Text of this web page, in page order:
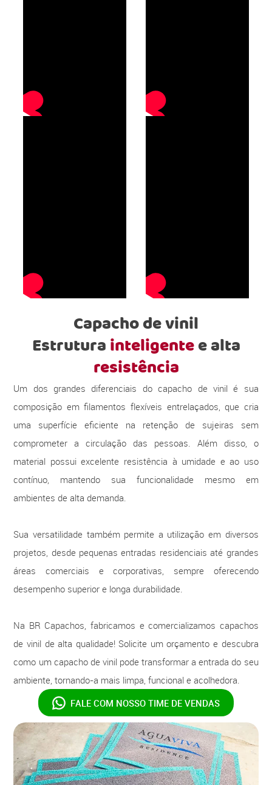
Capacho de vinil
Estruturainteligentee alta
resistência
Um dos grandes diferenciais do capacho de vinil é sua
composição em filamentos flexíveis entrelaçados, que cria
uma superfície eficiente na retenção de sujeiras sem
comprometer a circulação das pessoas. Além disso, o
material possui excelente resistência à umidade e ao uso
contínuo, mantendo sua funcionalidade mesmo em
ambientes de alta demanda.
Sua versatilidade também permite a utilização em diversos
projetos, desde pequenas entradas residenciais até grandes
áreas comerciais e corporativas, sempre oferecendo
desempenho superior e longa durabilidade.
Na BR Capachos, fabricamos e comercializamos capachos
de vinil de alta qualidade! Solicite um orçamento e descubra
como um capacho de vinil pode transformar a entrada do seu
ambiente, tornando-a mais limpa, funcional e acolhedora.
FALE COM NOSSO TIME DE VENDAS